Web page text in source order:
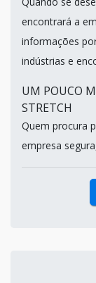
encontrará a
informações
indústrias e
UM POUCO
STRETCH
Quem procura
empresa